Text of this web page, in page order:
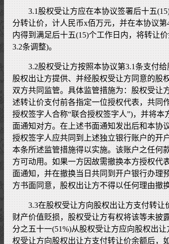
3.1股权受让方应在本协议签署后十五
分转让价，计人民币x佰万元，并在本协议
内得到满足后十五(15)个工作日内，将转让
3.2条调整)。
3.2股权受让方按照本协议第3.1条支付
股权出让方提供、并经股权受让方同意的股
双方共同监管。具体监管措施为：股权受让
述转让价支付前各指定一位授权代表，共同
授权签字人合称“联合授权签字人”)，并将
面通知对方。在上述书面通知发出后和本协
授权签字人应共同到上述独立银行账户的开
本条所述监管措施得以实施。该账户之任何
方可动用。如果一方因故需撤换本方授权代
面通知，并在撤换当日共同到开户银行办理
方书面同意，股权出让方不得以任何理由撤
3.3在股权受让方向股权出让方支付转
财产价值贬损，股权受让方有权将该等未披
分之五十一(51%)从股权受让方应向股权出
权受让方向股权出让方支付转让价余额后，